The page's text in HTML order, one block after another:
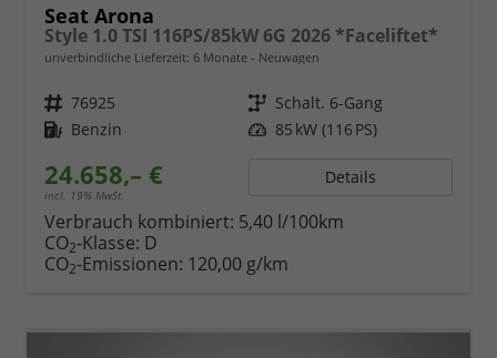
Seat Arona
Style 1.0 TSI 116PS/85kW 6G 2026 *Faceliftet*
unverbindliche Lieferzeit: 6 Monate Neuwagen
Fahrzeugnr. 76925 Getriebe Schalt. 6-Gang
Kraftstoff Benzin Leistung 85 kW (116 PS)
24.658,– €
incl. 19% MwSt.
Details
Verbrauch kombiniert: 5,40 l/100km
CO2-Klasse: D
CO2-Emissionen: 120,00 g/km